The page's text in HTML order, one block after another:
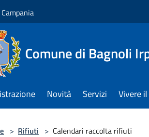
Comune di Bagnoli
Novità Servizi Vivere
> Rifiuti > Calendari raccolta rifiuti